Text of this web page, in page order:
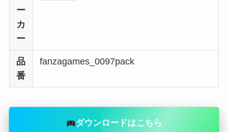
ー
カ
ー
品
番
fanzagames_0097pack
ダウンロードはこちら